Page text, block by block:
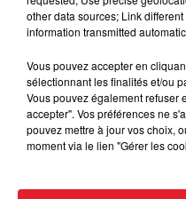
other data sources; Link
information transmitted
Vous pouvez accepter en
sélectionnant les finalités et/ou
Vous pouvez également refuser
accepter". Vos préférences ne
pouvez mettre à jour vos choix,
moment via le lien "Gérer les